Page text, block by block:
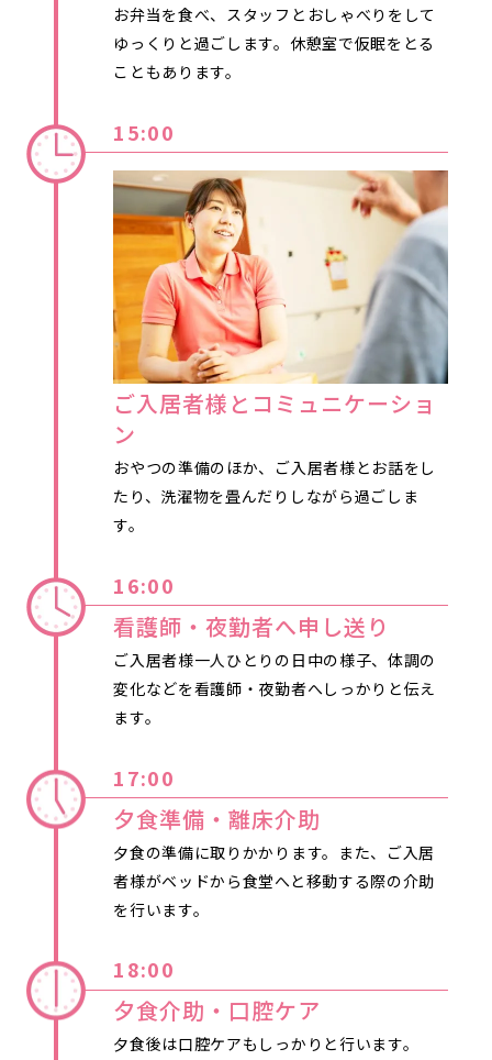
お弁当を食べ、スタッフとおしゃべりをして
ゆっくりと過ごします。休憩室で仮眠をとる
こともあります。
15:00
ご入居者様とコミュニケーショ
ン
おやつの準備のほか、ご入居者様とお話をし
たり、洗濯物を畳んだりしながら過ごしま
す。
16:00
看護師・夜勤者へ申し送り
ご入居者様一人ひとりの日中の様子、体調の
変化などを看護師・夜勤者へしっかりと伝え
ます。
17:00
夕食準備・離床介助
夕食の準備に取りかかります。また、ご入居
者様がベッドから食堂へと移動する際の介助
を行います。
18:00
夕食介助・口腔ケア
夕食後は口腔ケアもしっかりと行います。